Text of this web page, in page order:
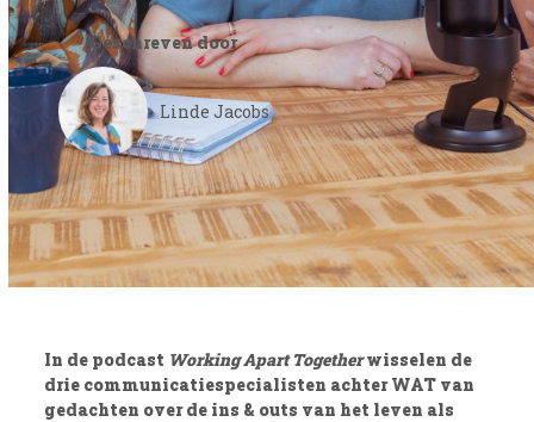
Geschreven door
Linde Jacobs
In de podcast Working Apart Togetherwisselen de
drie communicatiespecialisten achter WAT van
gedachten over de ins & outs van het leven als